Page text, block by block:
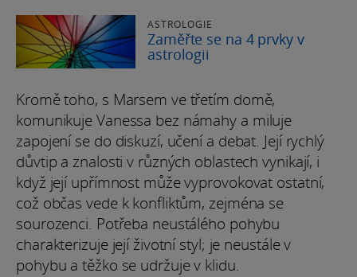
ASTROLOGIE
Zaměřte se na 4 prvky v
astrologii
Kromě toho, s Marsem ve třetím domě,
komunikuje Vanessa bez námahy a miluje
zapojení se do diskuzí, učení a debat. Její rychlý
důvtip a znalosti v různých oblastech vynikají, i
když její upřímnost může vyprovokovat ostatní,
což občas vede k konfliktům, zejména se
sourozenci. Potřeba neustálého pohybu
charakterizuje její životní styl; je neustále v
pohybu a těžko se udržuje v klidu.